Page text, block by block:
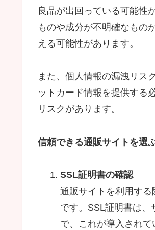
良品が出回っている可能性
ものや成分が不明確なもの
える可能性があります。
また、個人情報の漏洩リス
ットカード情報を提供する
リスクがあります。
信頼できる通販サイトを選
SSL証明書の確認
通販サイトを利用す
です。SSL証明書は
で、これが導入されて